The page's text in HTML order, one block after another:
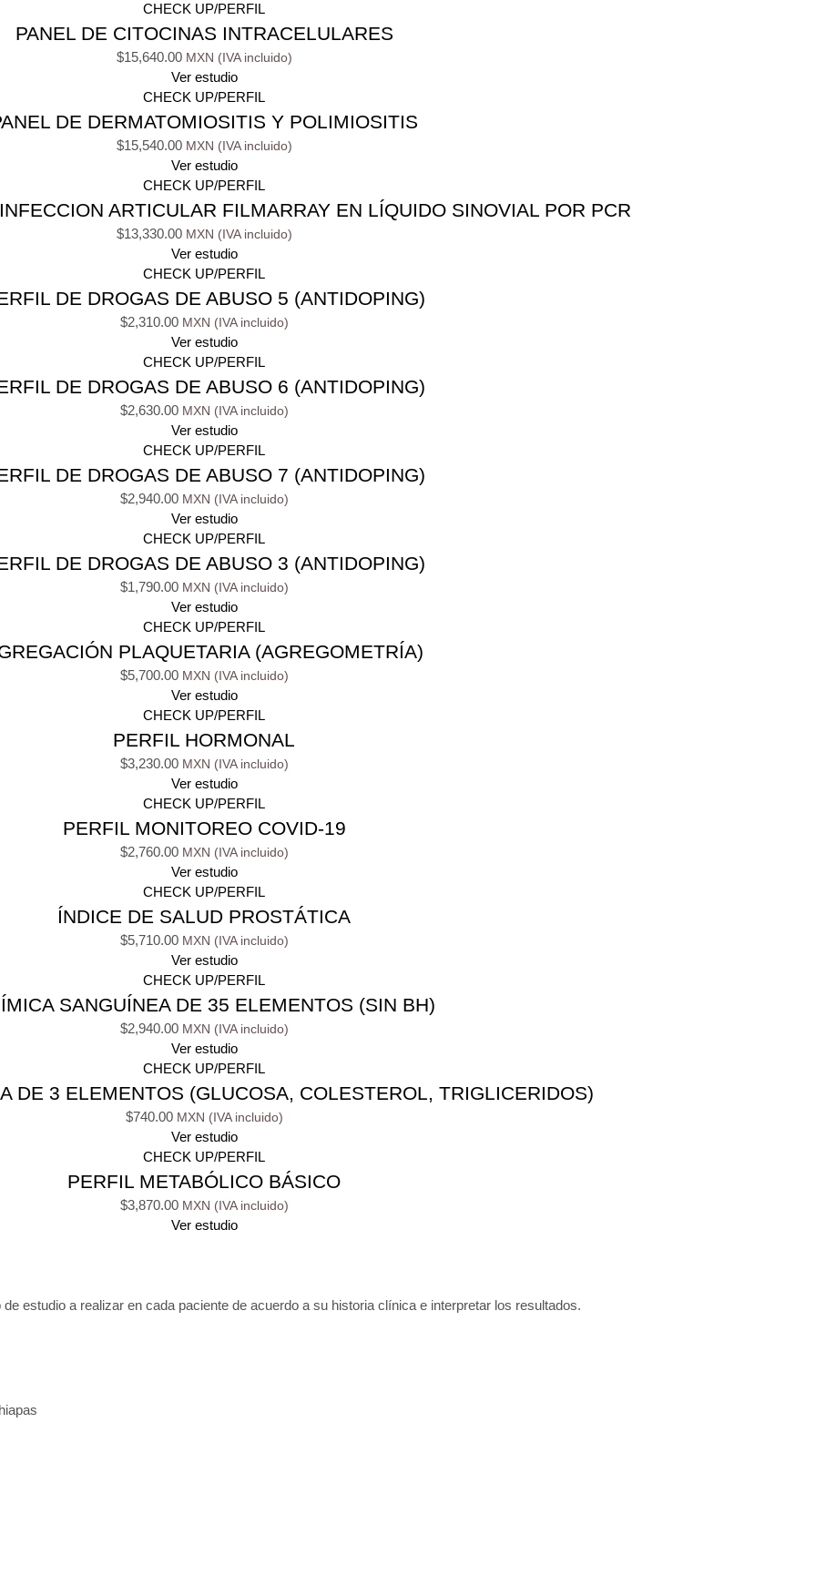
CHECK UP/PERFIL
PANEL DE CITOCINAS INTRACELULARES
$15,640.00
Ver estudio
CHECK UP/PERFIL
DE DERMATOMIOSITIS Y POLIMIOSITIS
$15,540.00
Ver estudio
CHECK UP/PERFIL
ARTICULAR FILMARRAY EN LÍQUIDO SINOVIAL POR PCR
$13,330.00
Ver estudio
CHECK UP/PERFIL
DE DROGAS DE ABUSO 5 (ANTIDOPING)
$2,310.00
Ver estudio
CHECK UP/PERFIL
DE DROGAS DE ABUSO 6 (ANTIDOPING)
$2,630.00
Ver estudio
CHECK UP/PERFIL
DE DROGAS DE ABUSO 7 (ANTIDOPING)
$2,940.00
Ver estudio
CHECK UP/PERFIL
DE DROGAS DE ABUSO 3 (ANTIDOPING)
$1,790.00
Ver estudio
CHECK UP/PERFIL
PLAQUETARIA (AGREGOMETRÍA)
$5,700.00
Ver estudio
CHECK UP/PERFIL
PERFIL HORMONAL
$3,230.00
Ver estudio
CHECK UP/PERFIL
PERFIL MONITOREO COVID-19
$2,760.00
Ver estudio
CHECK UP/PERFIL
ÍNDICE DE SALUD PROSTÁTICA
$5,710.00
Ver estudio
CHECK UP/PERFIL
SANGUÍNEA DE 35 ELEMENTOS (SIN BH)
$2,940.00
Ver estudio
CHECK UP/PERFIL
DE 3 ELEMENTOS (GLUCOSA, COLESTEROL, TRIGLICERIDOS)
$740.00
Ver estudio
CHECK UP/PERFIL
PERFIL METABÓLICO BÁSICO
$3,870.00
Ver estudio
estudio a realizar en cada paciente de acuerdo a su historia clínica e interpretar los resultados.